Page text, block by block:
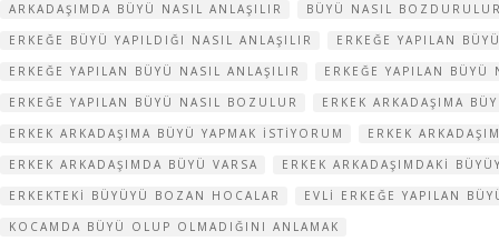
ARKADAŞIMDA BÜYÜ NASIL ANLAŞILIR
BÜYÜ NASIL
ERKEĞE BÜYÜ YAPILDIĞI NASIL ANLAŞILIR
ERKEĞE YAPILAN
ERKEĞE YAPILAN BÜYÜ NASIL ANLAŞILIR
ERKEĞE YAPILAN
ERKEĞE YAPILAN BÜYÜ NASIL BOZULUR
ERKEK ARKADAŞIMA
ERKEK ARKADAŞIMA BÜYÜ YAPMAK ISTIYORUM
ERKEK
ERKEK ARKADAŞIMDA BÜYÜ VARSA
ERKEK ARKADAŞIMDAKI
ERKEKTEKI BÜYÜYÜ BOZAN HOCALAR
EVLI ERKEĞE YAPILAN
KOCAMDA BÜYÜ OLUP OLMADIĞINI ANLAMAK